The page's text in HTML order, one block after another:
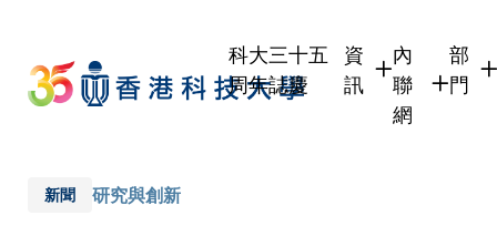
main
content
科大三十五
周年誌慶
資
訊
內
聯
網
部
門
新聞 研究與創新